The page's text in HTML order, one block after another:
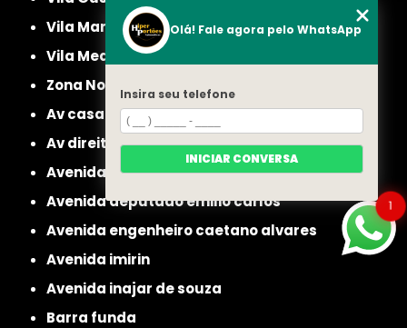
Vila Maria
Vila Medeiros
Zona Norte
av casa verde
av direitos humanos
avenida casa verde
avenida deputado emilio carlos
avenida engenheiro caetano alvares
avenida imirin
avenida inajar de souza
barra funda
1
Olá! Fale agora pelo WhatsApp
Insira seu telefone
INICIAR CONVERSA